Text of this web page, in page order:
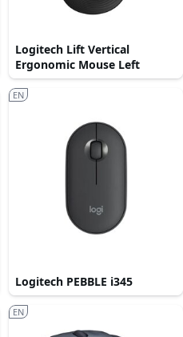
Logitech Lift Vertical
Ergonomic Mouse Left
Logitech PEBBLE i345
EN
EN